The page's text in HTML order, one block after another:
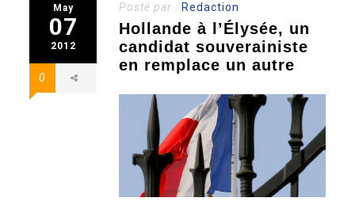
May
07
2012
0
Posté par : Redaction
Hollande à l’Élysée, un
candidat souverainiste
en remplace un autre